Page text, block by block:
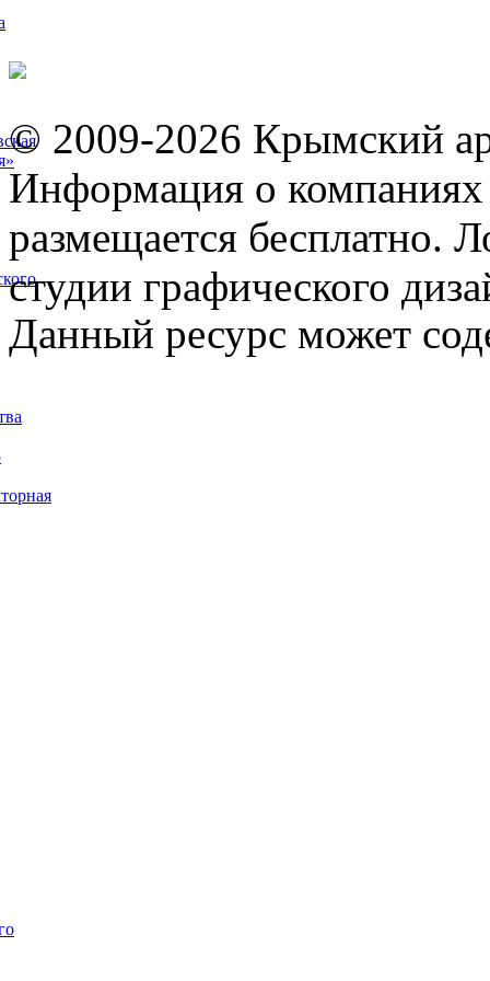
© 2009-2026 Крымский
Информация о компаниях
размещается бесплатно.
студии графического
Данный ресурс может